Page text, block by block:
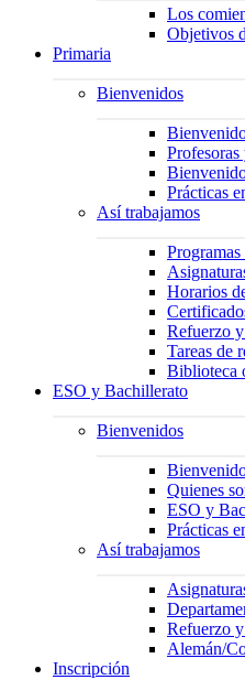
Los
Objetivos
Primaria
Bienvenidos
Prácticas
Así trabajamos
Horarios
Refuerzo
Tareas de
Biblioteca
ESO y Bachillerato
Bienvenidos
Quienes
ESO y
Prácticas
Así trabajamos
Refuerzo
Alemán/
Inscripción